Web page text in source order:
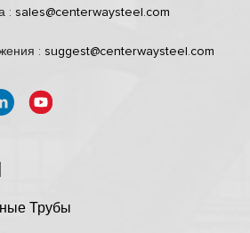
: sales@centerwaysteel.com
: suggest@centerwaysteel.com
Трубы